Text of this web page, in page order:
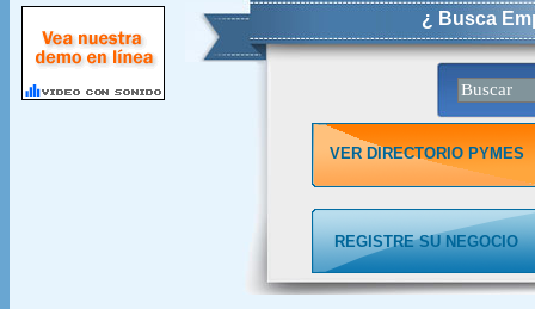
¿ Busca
VER DIRECTORIO PYMES
REGISTRE SU NEGOCIO